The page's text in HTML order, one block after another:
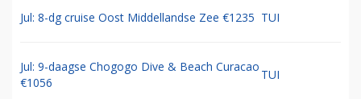
Jul: 8-dg cruise Oost Middellandse Zee €1235 TUI
Jul: 9-daagse Chogogo Dive & Beach Curacao
€1056
TUI